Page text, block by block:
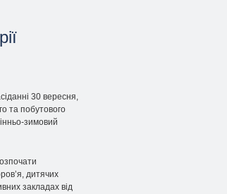
30 вересня,
та побутового
зимовий
дитячих
закладах від